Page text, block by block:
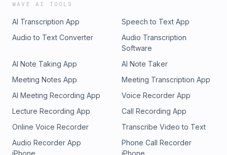
WAVE AI TOOLS
AI Transcription App
Speech to Text App
Audio to Text Converter
Audio Transcription
Software
AI Note Taking App
AI Note Taker
Meeting Notes App
Meeting Transcription App
AI Meeting Recording App
Voice Recorder App
Lecture Recording App
Call Recording App
Online Voice Recorder
Transcribe Video to Text
Audio Recorder App
iPhone
Phone Call Recorder
iPhone